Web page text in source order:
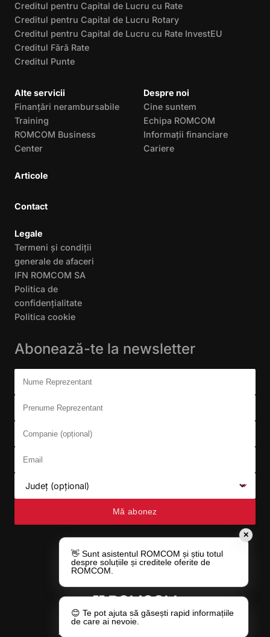
Creditul pentru Capital de Lucru cu Rate
Creditul pentru Capital de Lucru Rotary
Creditul pentru Capital de Lucru cu Rate InvestEU
Creditul Fără Rate
Creditul Punte
Alte servicii
Finanțări nerambursabile
Training
ROMCOM Business
Center
Articole
Despre noi
Cine suntem
Echipa ROMCOM
Informații financiare
Cariere
Contact
Legale
Termeni și condiții
generale de afaceri
IFN ROMCOM SA
Politica de
confidențialitate
Politica cookie
Abonează-te la newsletter
Don't fill this out:
Nume Reprezentant
Prenume Reprezentant
Companie (opțional)
Email
Județ (opțional)
Mă abonez
Adresa:
✕
👋 Sunt asistentul ROMCOM și știu totul
despre soluțiile și creditele oferite de
ROMCOM.
😊 Te pot ajuta să găsești rapid informațiile
de care ai nevoie.